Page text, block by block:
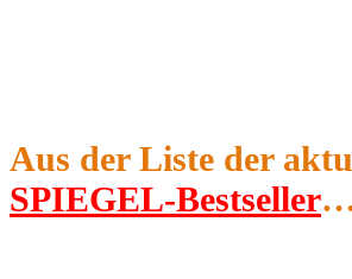
Aus der Liste der
SPIEGEL-Bestseller